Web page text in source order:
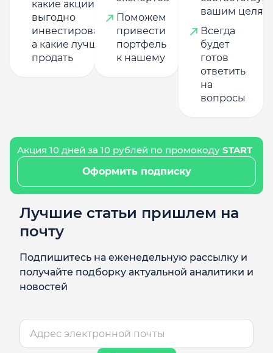
какие акции
выгодно
инвестировать,
а какие лучше
продать
Поможем
привести
портфель
к нашему
вашим целям
Всегда
будет
готов
ответить
на
вопросы
Акция 10 дней за 10 рублей по промокоду START
Оформить подписку
Лучшие статьи пришлем на
почту
Подпишитесь на еженедельную рассылку и
получайте подборку актуальной аналитики и
новостей